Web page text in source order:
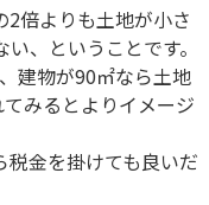
倍よりも土地が小さ
、ということです。
建物が90㎡なら土地
みるとよりイメージ
金を掛けても良いだ